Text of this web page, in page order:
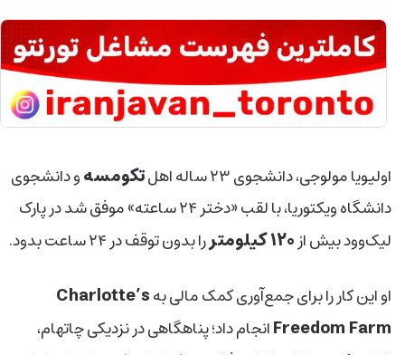
اولیویا مولوجی، دانشجوی ۲۳ ساله اهل تکومسهو دانشجوی
دانشگاه ویکتوریا، با لقب «دختر ۲۴ ساعته» موفق شد در پارک
لیک‌وود بیش از۱۲۰ کیلومتر را بدون توقف در ۲۴ ساعت بدود.
او این کار را برای جمع‌آوری کمک مالی بهCharlotte’s
Freedom Farmانجام داد؛ پناهگاهی در نزدیکی چاتهام،